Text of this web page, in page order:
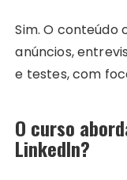
Sim. O conteúdo
anúncios,
e testes, com
O curso
LinkedIn?